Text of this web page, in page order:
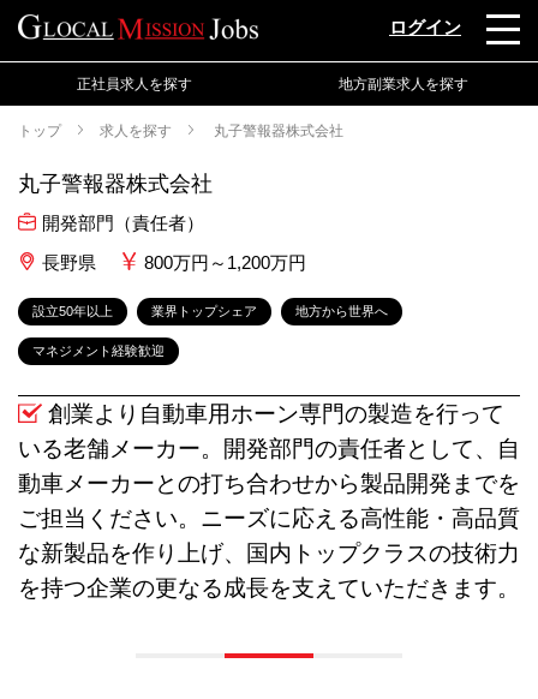
ログイン
正社員求人を探す 地方副業求人を探す
トップ 求人を探す 丸子警報器株式会社
丸子警報器株式会社
開発部門（責任者）
長野県
800万円～1,200万円
設立50年以上 業界トップシェア 地方から世界へ
マネジメント経験歓迎
創業より自動車用ホーン専門の製造を行って
いる老舗メーカー。開発部門の責任者として、自
動車メーカーとの打ち合わせから製品開発までを
ご担当ください。ニーズに応える高性能・高品質
な新製品を作り上げ、国内トップクラスの技術力
を持つ企業の更なる成長を支えていただきます。